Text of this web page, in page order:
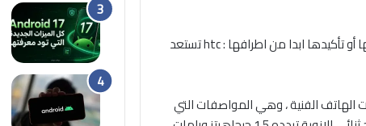
ليست أول مرة ولا ثاني وربما عاشر مرة نسمع فيها هذه الشائعة التي لا يتم نفيها أو تأكيدها ابدا من اطرافها : htc تستعد
الفنية ، وهي المواصفات التي